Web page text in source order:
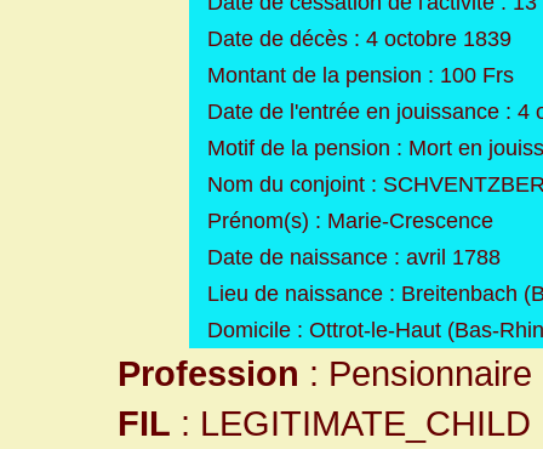
Date de décès : 4 octobre 1839
Montant de la pension : 100 Frs
Date de l'entrée en jouissance : 4
Motif de la pension : Mort en
Nom du conjoint :
Prénom(s) : Marie-Crescence
Date de naissance : avril 1788
Lieu de naissance : Breitenbach
Domicile : Ottrot-le-Haut (Bas-
Profession :
FIL : LEGITIMATE_CHILD